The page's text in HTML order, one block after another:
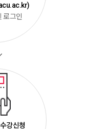
로그인
강신청